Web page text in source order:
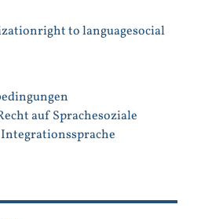
right to languagesocial
auf Sprachesoziale